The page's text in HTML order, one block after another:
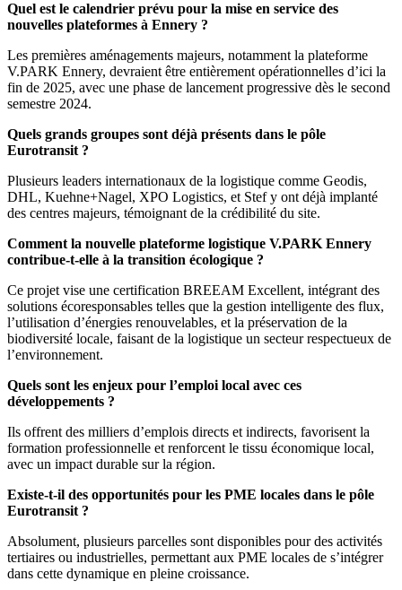
Quel est le calendrier prévu pour la mise en service des
nouvelles plateformes à Ennery ?
Les premières aménagements majeurs, notamment la plateforme
V.PARK Ennery, devraient être entièrement opérationnelles d’ici la
fin de 2025, avec une phase de lancement progressive dès le second
semestre 2024.
Quels grands groupes sont déjà présents dans le pôle
Eurotransit ?
Plusieurs leaders internationaux de la logistique comme Geodis,
DHL, Kuehne+Nagel, XPO Logistics, et Stef y ont déjà implanté
des centres majeurs, témoignant de la crédibilité du site.
Comment la nouvelle plateforme logistique V.PARK Ennery
contribue-t-elle à la transition écologique ?
Ce projet vise une certification BREEAM Excellent, intégrant des
solutions écoresponsables telles que la gestion intelligente des flux,
l’utilisation d’énergies renouvelables, et la préservation de la
biodiversité locale, faisant de la logistique un secteur respectueux de
l’environnement.
Quels sont les enjeux pour l’emploi local avec ces
développements ?
Ils offrent des milliers d’emplois directs et indirects, favorisent la
formation professionnelle et renforcent le tissu économique local,
avec un impact durable sur la région.
Existe-t-il des opportunités pour les PME locales dans le pôle
Eurotransit ?
Absolument, plusieurs parcelles sont disponibles pour des activités
tertiaires ou industrielles, permettant aux PME locales de s’intégrer
dans cette dynamique en pleine croissance.